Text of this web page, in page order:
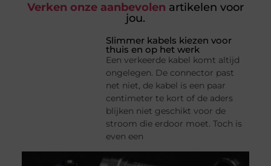
Verken onze aanbevolen artikelen voor
jou.
Slimmer kabels kiezen voor
thuis en op het werk
Een verkeerde kabel komt altijd
ongelegen. De connector past
net niet, de kabel is een paar
centimeter te kort of de aders
blijken niet geschikt voor de
stroom die erdoor moet. Toch is
even een